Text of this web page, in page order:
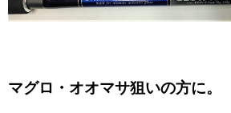
マグロ・オオマサ狙いの方に。